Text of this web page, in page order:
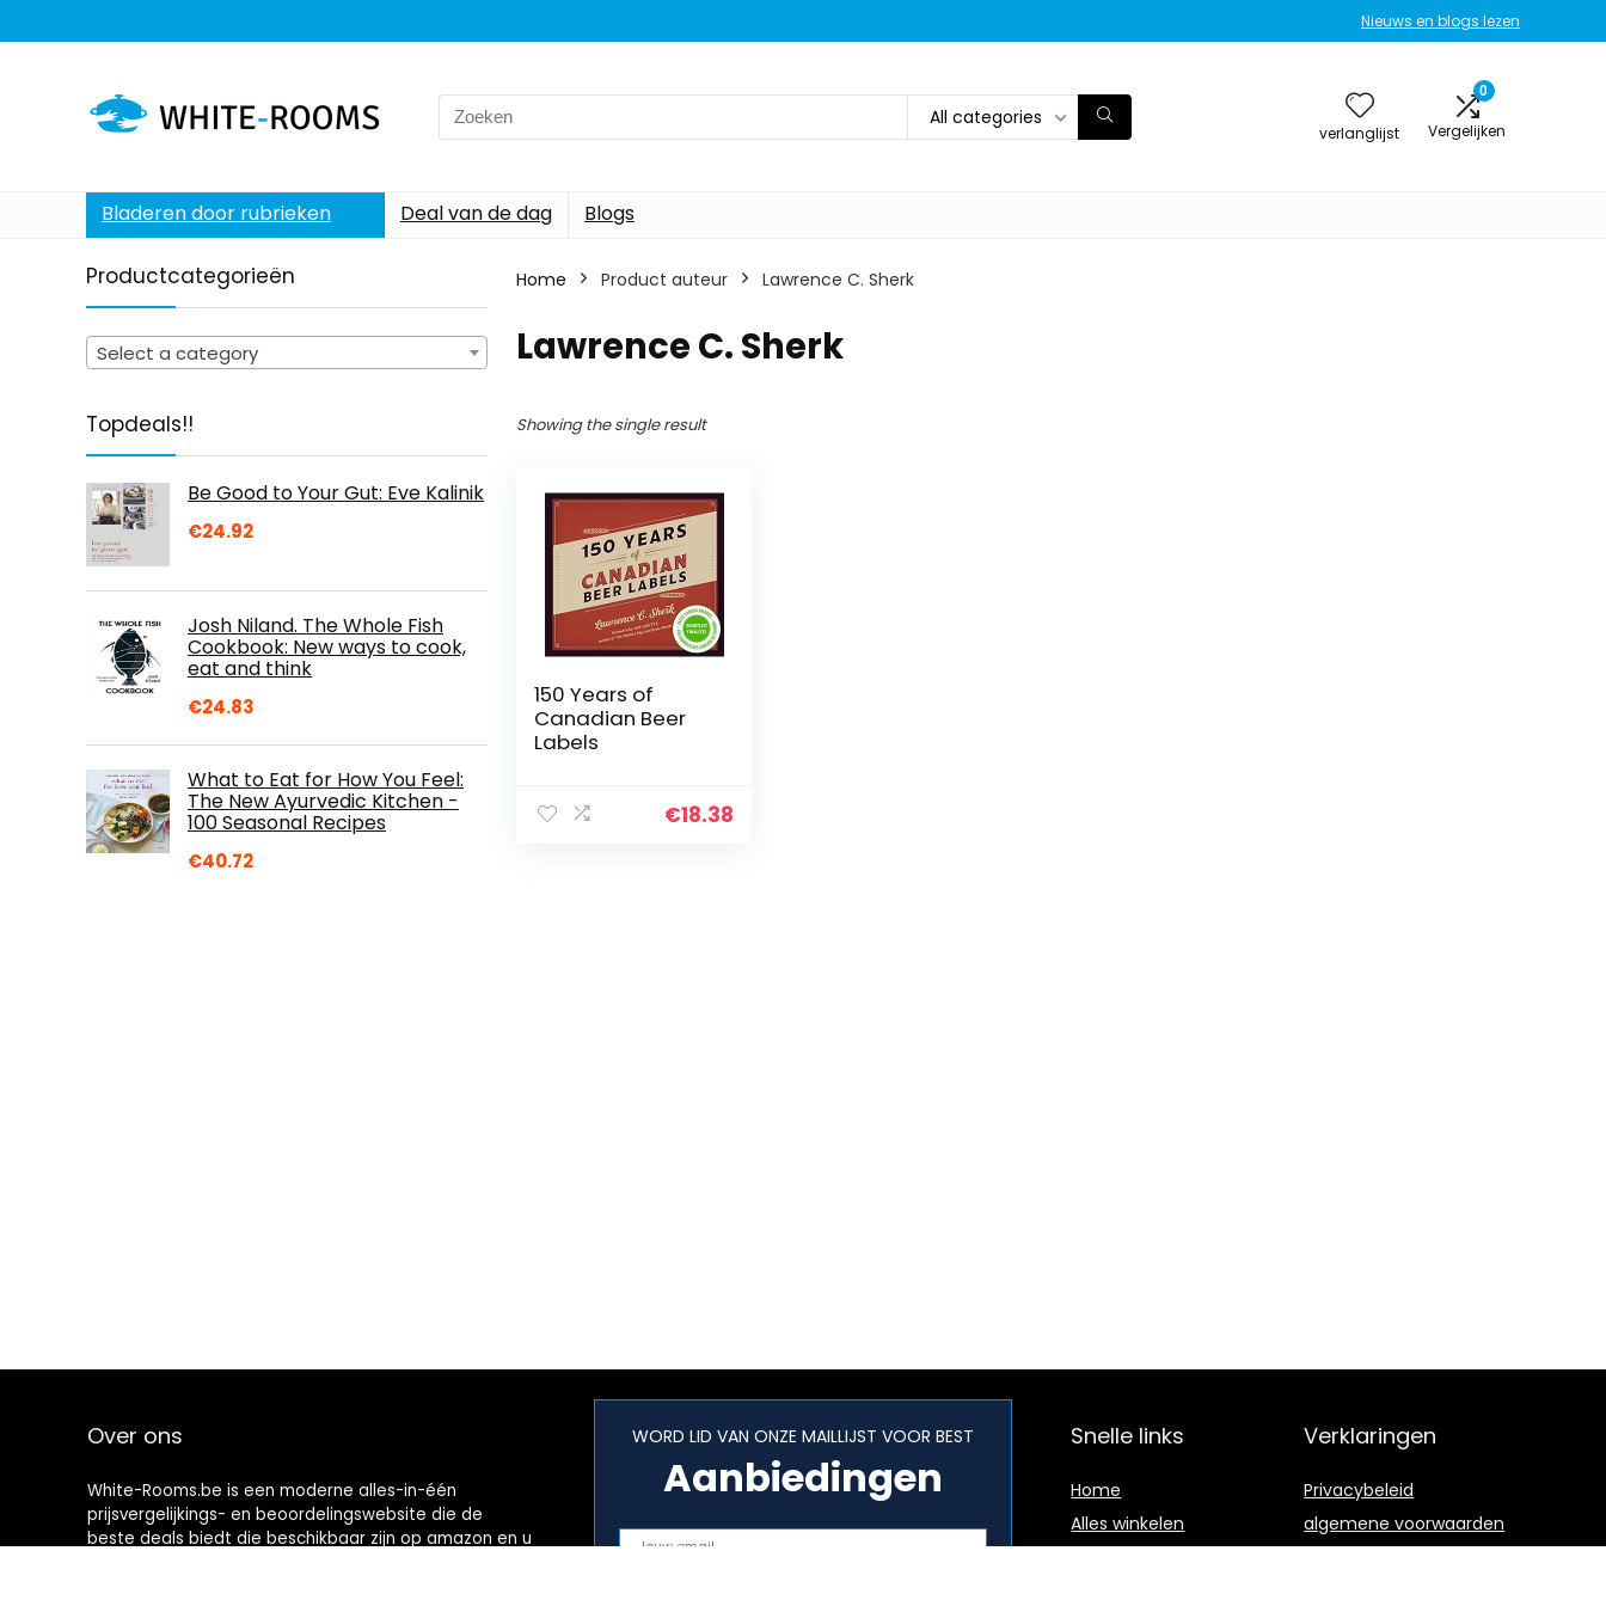
Nieuws en blogs lezen
Search
for:
All categories
verlanglijst
0
Vergelijken
Bladeren door rubrieken Deal van de dag Blogs
Productcategorieën
Select a category
Topdeals!!
Be Good to Your Gut: Eve Kalinik
€24.92
Josh Niland. The Whole Fish
Cookbook: New ways to cook,
eat and think
€24.83
What to Eat for How You Feel:
The New Ayurvedic Kitchen -
100 Seasonal Recipes
€40.72
Home Product auteur Lawrence C. Sherk
Lawrence C. Sherk
Showing the single result
150 Years of
Canadian Beer
Labels
€18.38
Over ons
White-Rooms.be is een moderne alles-in-één
prijsvergelijkings- en beoordelingswebsite die de
beste deals biedt die beschikbaar zijn op amazon en u
WORD LID VAN ONZE MAILLIJST VOOR BEST
Aanbiedingen
Snelle links
Home
Alles winkelen
Verklaringen
Privacybeleid
algemene voorwaarden